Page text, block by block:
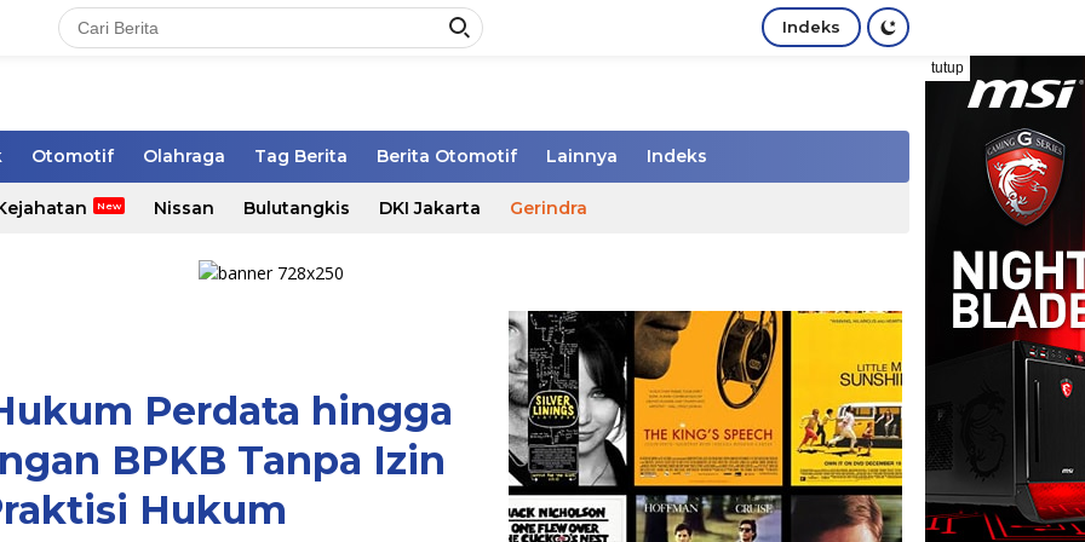
Indeks
tutup
Otomotif Olahraga Tag Berita Berita Otomotif Lainnya Indeks
Nissan Bulutangkis DKI Jakarta Gerindra
Perdata hingga
BPKB Tanpa Izin
Hukum